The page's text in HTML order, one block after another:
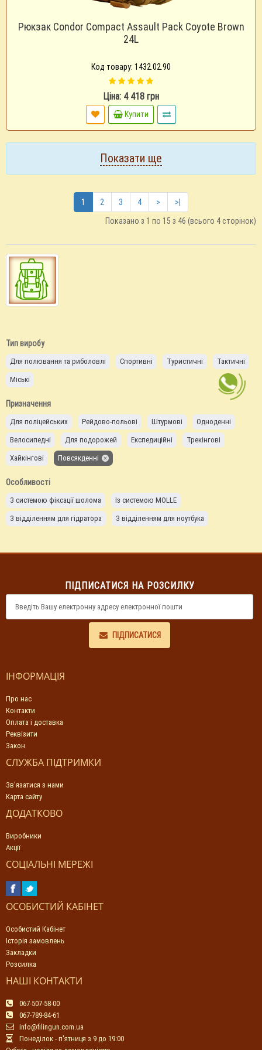
Рюкзак Condor Compact Assault Pack Coyote Brown
24L
Код товару: 1432.02.90
Ціна: 4 418 грн
Купити
Показати ще
1 2 3 4 >
>|
Показано з 1 по 15 з 46 (всього 4 сторінок)
Тип виробу
Для полювання та риболовлі Спортивні Туристичні
Тактичні
Міські
Призначення
Для поліцейських Рейдово-польові Штурмові
Одноденні
Велосипедні
Для подорожей Експедиційні
Трекінгові
Хайкінгові
Повсякденні
Особливості
З системою фіксації шолома
Із системою MOLLE
З відділенням для гідратора
З відділенням для ноутбука
ПІДПИСАТИСЯ НА РОЗСИЛКУ
ПІДПИСАТИСЯ
ІНФОРМАЦІЯ
Про нас
Контакти
Оплата і доставка
Реквізити
Закон
СЛУЖБА ПІДТРИМКИ
Зв'язатися з нами
Карта сайту
ДОДАТКОВО
Виробники
Акції
СОЦІАЛЬНІ МЕРЕЖІ
ОСОБИСТИЙ КАБІНЕТ
Особистий Кабінет
Історія замовлень
Закладки
Розсилка
НАШІ КОНТАКТИ
067-507-58-00
067-789-84-61
info@filingun.com.ua
Понеділок - п'ятниця з 9 до 19:00